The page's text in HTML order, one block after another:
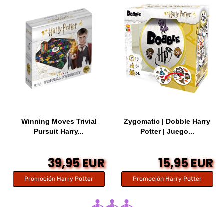
Winning Moves Trivial
Pursuit Harry...
39,95 EUR
Promoción Harry Potter
Zygomatic | Dobble Harry
Potter | Juego...
15,95 EUR
Promoción Harry Potter